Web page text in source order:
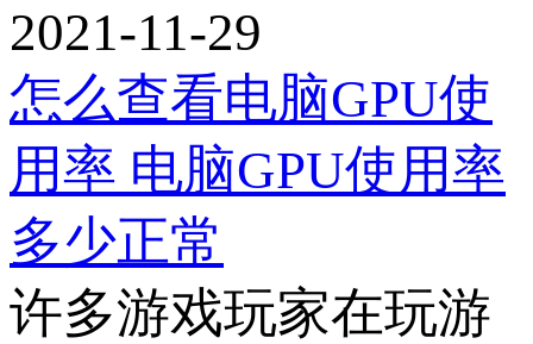
2021-11-29
怎么查看电脑GPU使
用率 电脑GPU使用率
多少正常
许多游戏玩家在玩游